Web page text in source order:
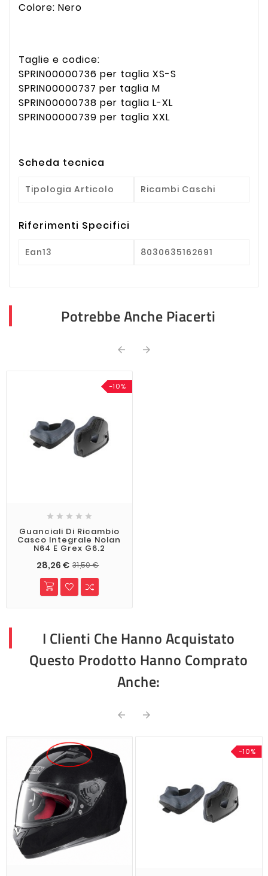
Colore: Nero
Taglie e codice:
SPRIN00000736 per taglia XS-S
SPRIN00000737 per taglia M
SPRIN00000738 per taglia L-XL
SPRIN00000739 per taglia XXL
Scheda tecnica
Tipologia Articolo Ricambi Caschi
Riferimenti Specifici
Ean13 8030635162691
Potrebbe Anche Piacerti
 
-10%
    
Guanciali Di Ricambio
Casco Integrale Nolan
N64 E Grex G6.2
28,26 € 31,50 €
I Clienti Che Hanno Acquistato
Questo Prodotto Hanno Comprato
Anche:
 
-10%